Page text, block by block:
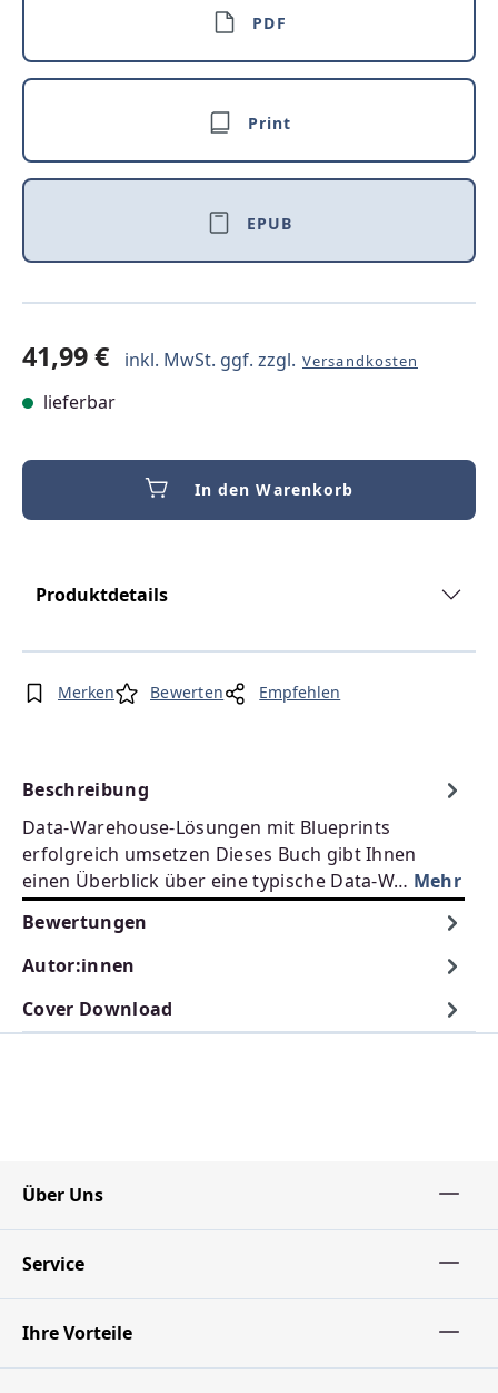
PDF
Print
EPUB
41,99 € inkl. MwSt. ggf. zzgl. Versandkosten
lieferbar
In den Warenkorb
Produktdetails
Merken Bewerten Empfehlen
Beschreibung
Data-Warehouse-Lösungen mit Blueprints
erfolgreich umsetzen Dieses Buch gibt Ihnen
einen Überblick über eine typische Data-W… Mehr
Bewertungen
Autor:innen
Cover Download
Über Uns
Service
Ihre Vorteile